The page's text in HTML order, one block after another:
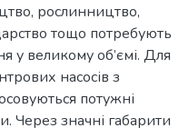
рослинництво,
тощо потребують
у великому об’ємі. Для
насосів з
потужні
Через значні габарити